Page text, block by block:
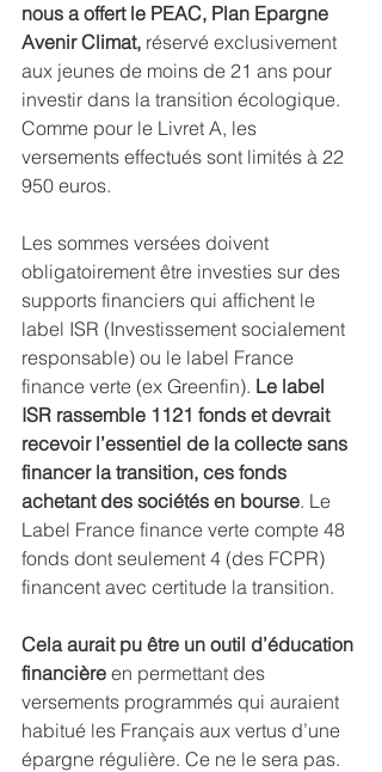
nous a offert le PEAC, Plan Epargne
Avenir Climat, réservé exclusivement
aux jeunes de moins de 21 ans pour
investir dans la transition écologique.
Comme pour le Livret A, les
versements effectués sont limités à 22
950 euros.
Les sommes versées doivent
obligatoirement être investies sur des
supports financiers qui affichent le
label ISR (Investissement socialement
responsable) ou le label France
finance verte (ex Greenfin). Le label
ISR rassemble 1121 fonds et devrait
recevoir l’essentiel de la collecte sans
financer la transition, ces fonds
achetant des sociétés en bourse. Le
Label France finance verte compte 48
fonds dont seulement 4 (des FCPR)
financent avec certitude la transition.
Cela aurait pu être un outil d’éducation
financière en permettant des
versements programmés qui auraient
habitué les Français aux vertus d’une
épargne régulière. Ce ne le sera pas.